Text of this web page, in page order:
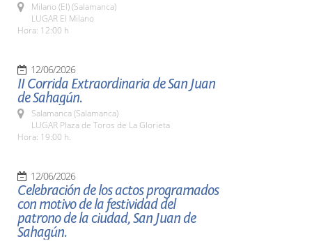
Milano (El) (Salamanca)
LUGAR El Milano
Hora: 12:00 h
12/06/2026
II Corrida Extraordinaria de San Juan
de Sahagún.
Salamanca (Salamanca)
LUGAR Plaza de Toros de La Glorieta
Hora: 19:00 h.
12/06/2026
Celebración de los actos programados
con motivo de la festividad del
patrono de la ciudad, San Juan de
Sahagún.